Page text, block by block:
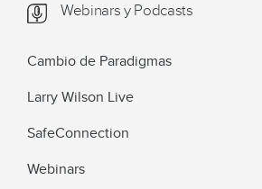
Webinars y Podcasts
Cambio de Paradigmas
Larry Wilson Live
SafeConnection
Webinars